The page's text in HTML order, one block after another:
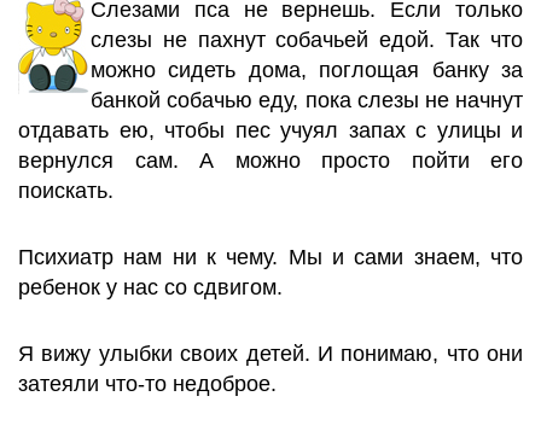
Слезами пса не вернешь. Если только
слезы не пахнут собачьей едой. Так что
можно сидеть дома, поглощая банку за
банкой собачью еду, пока слезы не начнут
отдавать ею, чтобы пес учуял запах с улицы и
вернулся сам. А можно просто пойти его
поискать.
Психиатр нам ни к чему. Мы и сами знаем, что
ребенок у нас со сдвигом.
Я вижу улыбки своих детей. И понимаю, что они
затеяли что-то недоброе.